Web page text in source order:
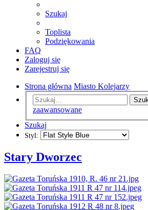
Szukaj
Toplista
Podziękowania
FAQ
Zaloguj się
Zarejestruj się
Strona główna Miasto Kolejarzy
zaawansowane
Szukaj
Styl:
Stary Dworzec